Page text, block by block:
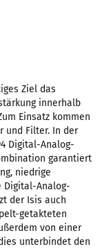
Ziel das
innerhalb
Einsatz kommen
und Filter. In der
Digital-Analog-
garantiert
niedrige
Digital-Analog-
der Isis auch
getakteten
von einer
unterbindet den